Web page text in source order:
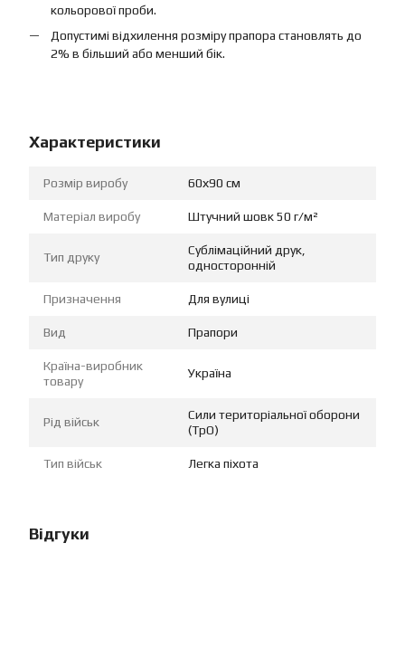
кольорової проби.
Допустимі відхилення розміру прапора становлять до
2% в більший або менший бік.
Характеристики
Розмір виробу 60х90 см
Матеріал виробу Штучний шовк 50 г/м²
Тип друку
Сублімаційний друк,
односторонній
Призначення Для вулиці
Вид Прапори
Країна-виробник
товару
Україна
Рід військ
Сили територіальної оборони
(ТрО)
Тип військ Легка піхота
Відгуки